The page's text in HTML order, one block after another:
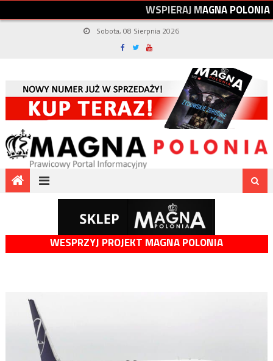
WSPIERAJMAGNAPOLONIA
Sobota, 08 Sierpnia 2026
WESPRZYJ PROJEKT MAGNA POLONIA